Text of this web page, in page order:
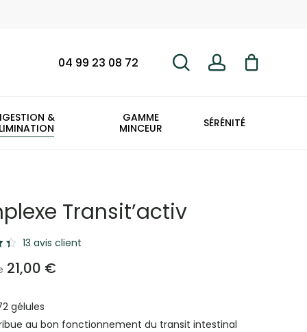
04 99 23 08 72
&
GAMME
MINCEUR
SÉRÉNITÉ
Transit’activ
13 avis client
21,00 €
gélules
au bon fonctionnement du transit intestinal